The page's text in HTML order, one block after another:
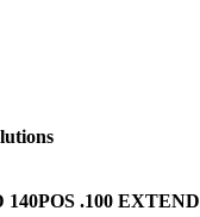
.100 EXTEND